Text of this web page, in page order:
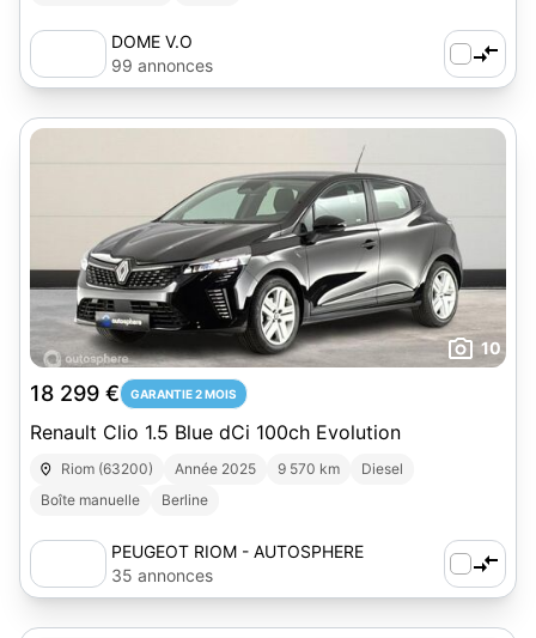
DOME V.O
99 annonces
10
18 299 € GARANTIE 2 MOIS
Renault Clio 1.5 Blue dCi 100ch Evolution
Riom (63200) Année 2025 9 570 km
Diesel
Boîte manuelle
Berline
PEUGEOT RIOM - AUTOSPHERE
35 annonces